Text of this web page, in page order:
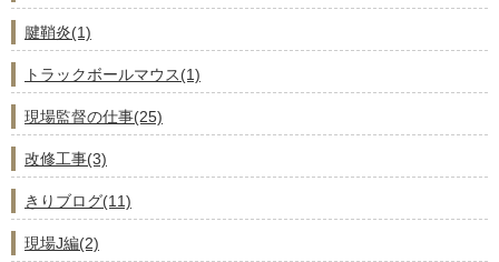
腱鞘炎(1)
トラックボールマウス(1)
現場監督の仕事(25)
改修工事(3)
きりブログ(11)
現場J編(2)